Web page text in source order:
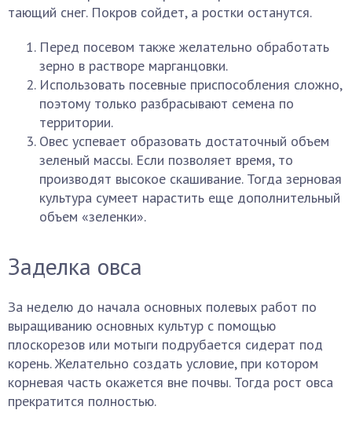
тающий снег. Покров сойдет, а ростки останутся.
Перед посевом также желательно обработать
зерно в растворе марганцовки.
Использовать посевные приспособления сложно,
поэтому только разбрасывают семена по
территории.
Овес успевает образовать достаточный объем
зеленый массы. Если позволяет время, то
производят высокое скашивание. Тогда зерновая
культура сумеет нарастить еще дополнительный
объем «зеленки».
Заделка овса
За неделю до начала основных полевых работ по
выращиванию основных культур с помощью
плоскорезов или мотыги подрубается сидерат под
корень. Желательно создать условие, при котором
корневая часть окажется вне почвы. Тогда рост овса
прекратится полностью.